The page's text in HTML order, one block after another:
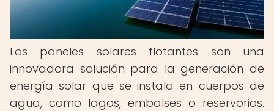
Los paneles solares flotantes son una
innovadora solución para la generación de
energía solar que se instala en cuerpos de
agua, como lagos, embalses o reservorios.